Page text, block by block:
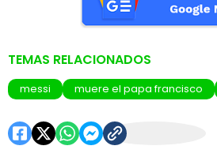
TEMAS RELACIONADOS
messi muere el papa francisco